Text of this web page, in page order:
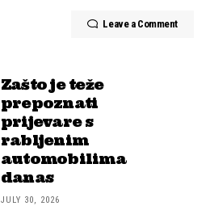
Leave a Comment
Zašto je teže
prepoznati
prijevare s
rabljenim
automobilima
danas
JULY 30, 2026